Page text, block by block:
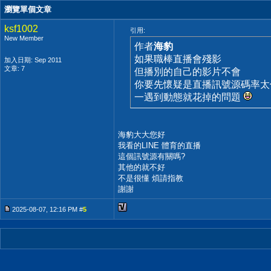
瀏覽單個文章
ksf1002
New Member
加入日期: Sep 2011
文章: 7
引用:
作者海豹
如果職棒直播會殘影
但播別的自己的影片不會
你要先懷疑是直播訊號源碼率
一遇到動態就花掉的問題
海豹大大您好
我看的LINE 體育的直播
這個訊號源有關嗎?
其他的就不好
不是很懂 煩請指教
謝謝
2025-08-07, 12:16 PM #5